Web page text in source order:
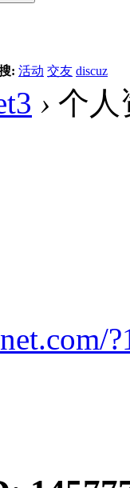
: 活动 交友 discuz
› 个人